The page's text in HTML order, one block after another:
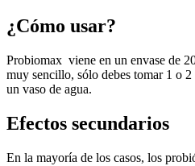
¿Cómo usar?
Probiomax viene en un envase de
muy sencillo, sólo debes tomar 1 o
un vaso de agua.
Efectos secundarios
En la mayoría de los casos, los